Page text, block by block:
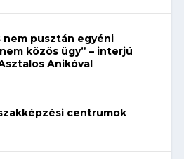
nem pusztán egyéni
közös ügy” – interjú
Anikóval
centrumok